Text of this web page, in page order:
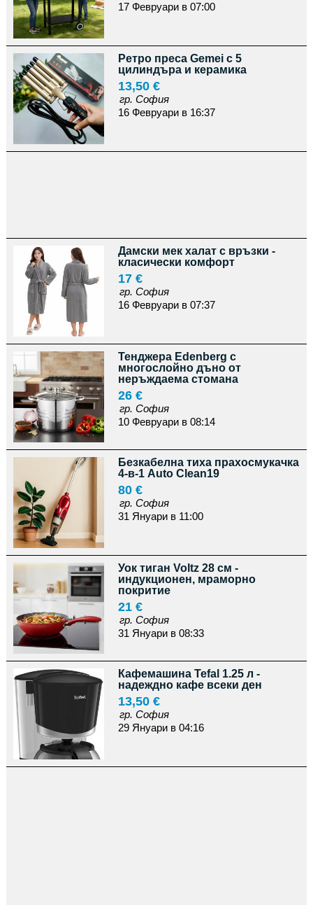
17 Февруари в 07:00
Ретро преса Gemei с 5
цилиндъра и керамика
13,50 €
гр. София
16 Февруари в 16:37
Дамски мек халат с връзки -
класически комфорт
17 €
гр. София
16 Февруари в 07:37
Тенджера Edenberg с
многослойно дъно от
неръждаема стомана
26 €
гр. София
10 Февруари в 08:14
Безкабелна тиха прахосмукачка
4-в-1 Auto Clean19
80 €
гр. София
31 Януари в 11:00
Уок тиган Voltz 28 см -
индукционен, мраморно
покритие
21 €
гр. София
31 Януари в 08:33
Кафемашина Tefal 1.25 л -
надеждно кафе всеки ден
13,50 €
гр. София
29 Януари в 04:16